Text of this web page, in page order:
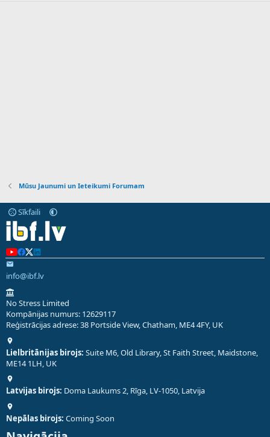
Mūsu Jaunumi un Ieteikumi Forumam
Sīkfaili
info@ibf.lv
No Stress Limited
Kompānijas numurs: 12629117
Reģistrācijas adrese: 38 Portside View, Chatham, ME4 4FY, UK
Lielbritānijas birojs: Suite M6, Old Library, St Faith Street, Maidstone,
ME14 1LH, UK
Latvijas birojs: Doma Laukums 2, Rīga, LV-1050, Latvija
Nepālas birojs: Coming Soon